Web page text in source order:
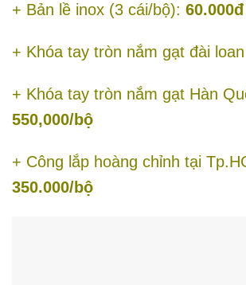
+ Bản lề inox (3 cái/bộ): 60.000đ
+ Khóa tay tròn nắm gạt đài
+ Khóa tay tròn nắm gạt Hàn
550,000/bộ
+ Công lắp hoàng chỉnh tại
350.000/bộ